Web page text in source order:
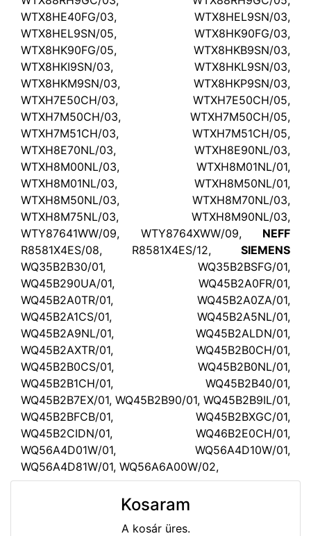
WTX8HE40FG/03, WTX8HEL9SN/03,
WTX8HEL9SN/05, WTX8HK90FG/03,
WTX8HK90FG/05, WTX8HKB9SN/03,
WTX8HKI9SN/03, WTX8HKL9SN/03,
WTX8HKM9SN/03, WTX8HKP9SN/03,
WTXH7E50CH/03, WTXH7E50CH/05,
WTXH7M50CH/03, WTXH7M50CH/05,
WTXH7M51CH/03, WTXH7M51CH/05,
WTXH8E70NL/03, WTXH8E90NL/03,
WTXH8M00NL/03, WTXH8M01NL/01,
WTXH8M01NL/03, WTXH8M50NL/01,
WTXH8M50NL/03, WTXH8M70NL/03,
WTXH8M75NL/03, WTXH8M90NL/03,
WTY87641WW/09, WTY8764XWW/09, NEFF
R8581X4ES/08, R8581X4ES/12, SIEMENS
WQ35B2B30/01, WQ35B2BSFG/01,
WQ45B290UA/01, WQ45B2A0FR/01,
WQ45B2A0TR/01, WQ45B2A0ZA/01,
WQ45B2A1CS/01, WQ45B2A5NL/01,
WQ45B2A9NL/01, WQ45B2ALDN/01,
WQ45B2AXTR/01, WQ45B2B0CH/01,
WQ45B2B0CS/01, WQ45B2B0NL/01,
WQ45B2B1CH/01, WQ45B2B40/01,
WQ45B2B7EX/01, WQ45B2B90/01, WQ45B2B9IL/01,
WQ45B2BFCB/01, WQ45B2BXGC/01,
WQ45B2CIDN/01, WQ46B2E0CH/01,
WQ56A4D01W/01, WQ56A4D10W/01,
WQ56A4D81W/01, WQ56A6A00W/02,
Kosaram
A kosár üres.